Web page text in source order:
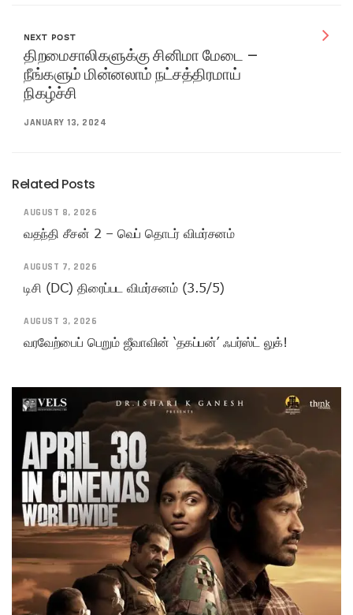
NEXT POST
திறமைசாலிகளுக்கு சினிமா மேடை –
நீங்களும் மின்னலாம் நட்சத்திரமாய்
நிகழ்ச்சி
JANUARY 13, 2024
Related Posts
AUGUST 8, 2026
வதந்தி சீசன் 2 – வெப் தொடர் விமர்சனம்
AUGUST 7, 2026
டிசி (DC) திரைப்பட விமர்சனம் (3.5/5)
AUGUST 3, 2026
வரவேற்பைப் பெறும் ஜீவாவின் ‘தகப்பன்’ ஃபர்ஸ்ட் லுக்!